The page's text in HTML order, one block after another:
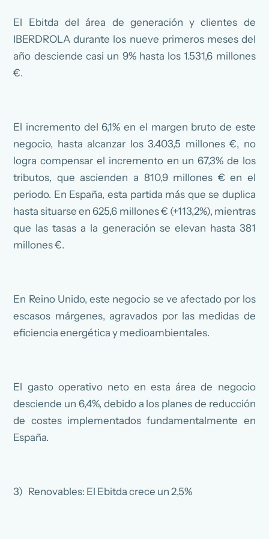
El Ebitda del área de generación y clientes de
IBERDROLA durante los nueve primeros meses del
año desciende casi un 9% hasta los 1.531,6 millones
€.
El incremento del 6,1% en el margen bruto de este
negocio, hasta alcanzar los 3.403,5 millones €, no
logra compensar el incremento en un 67,3% de los
tributos, que ascienden a 810,9 millones € en el
periodo. En España, esta partida más que se duplica
hasta situarse en 625,6 millones € (+113,2%), mientras
que las tasas a la generación se elevan hasta 381
millones €.
En Reino Unido, este negocio se ve afectado por los
escasos márgenes, agravados por las medidas de
eficiencia energética y medioambientales.
El gasto operativo neto en esta área de negocio
desciende un 6,4%, debido a los planes de reducción
de costes implementados fundamentalmente en
España.
3) Renovables: El Ebitda crece un 2,5%